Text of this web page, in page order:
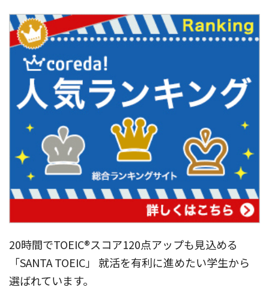
20時間でTOEIC®︎スコア120点アップも見込める
「SANTA TOEIC」 就活を有利に進めたい学生から
選ばれています。